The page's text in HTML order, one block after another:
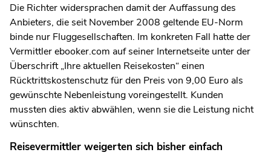
Die Richter widersprachen damit der Auffassung des
Anbieters, die seit November 2008 geltende EU-Norm
binde nur Fluggesellschaften. Im konkreten Fall hatte der
Vermittler ebooker.com auf seiner Internetseite unter der
Überschrift „Ihre aktuellen Reisekosten“ einen
Rücktrittskostenschutz für den Preis von 9,00 Euro als
gewünschte Nebenleistung voreingestellt. Kunden
mussten dies aktiv abwählen, wenn sie die Leistung nicht
wünschten.
Reisevermittler weigerten sich bisher einfach